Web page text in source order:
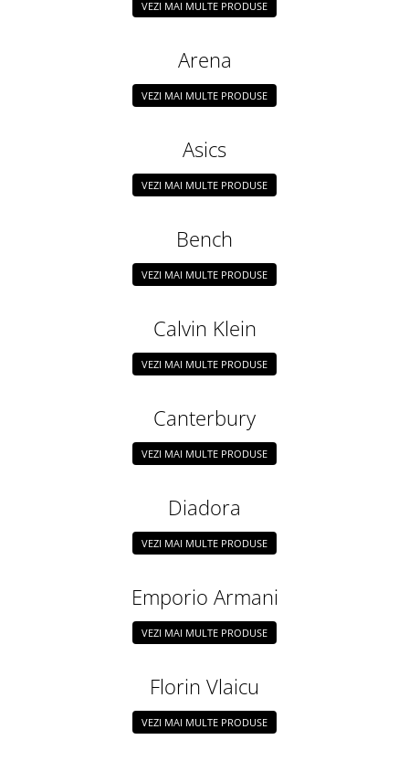
VEZI MAI MULTE PRODUSE
Arena
VEZI MAI MULTE PRODUSE
Asics
VEZI MAI MULTE PRODUSE
Bench
VEZI MAI MULTE PRODUSE
Calvin Klein
VEZI MAI MULTE PRODUSE
Canterbury
VEZI MAI MULTE PRODUSE
Diadora
VEZI MAI MULTE PRODUSE
Emporio Armani
VEZI MAI MULTE PRODUSE
Florin Vlaicu
VEZI MAI MULTE PRODUSE